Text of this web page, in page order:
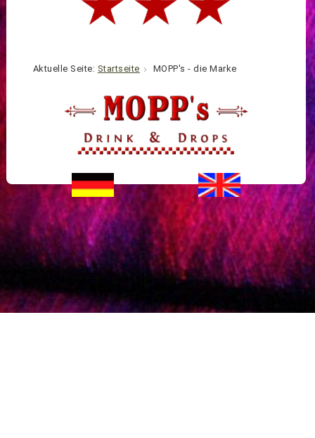
Aktuelle Seite: Startseite MOPP's - die Marke